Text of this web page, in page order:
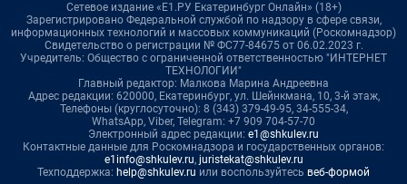
Сетевое издание «Е1.РУ Екатеринбург Онлайн» (18+)
Зарегистрировано Федеральной службой по надзору в сфере связи,
информационных технологий и массовых коммуникаций (Роскомнадзор)
Свидетельство о регистрации № ФС77-84675 от 06.02.2023 г.
Учредитель: Общество с ограниченной ответственностью "ИНТЕРНЕТ
ТЕХНОЛОГИИ"
Главный редактор: Малкова Марина Андреевна
Адрес редакции: 620000, Екатеринбург, ул. Шейнкмана, 10, 3-й этаж,
Телефоны (круглосуточно): 8 (343) 379-49-95, 34-555-34,
WhatsApp, Viber, Telegram: +7 909 704-57-70
Электронный адрес редакции: e1@shkulev.ru
Контактные данные для Роскомнадзора и государственных органов:
e1info@shkulev.ru, juristekat@shkulev.ru
Техподдержка: help@shkulev.ru или воспользуйтесь веб-формой